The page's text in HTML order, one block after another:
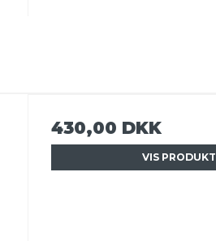
430,00 DKK
VIS PRODUKT